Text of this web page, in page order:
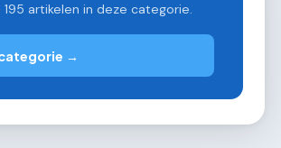
195 artikelen in deze categorie.
→